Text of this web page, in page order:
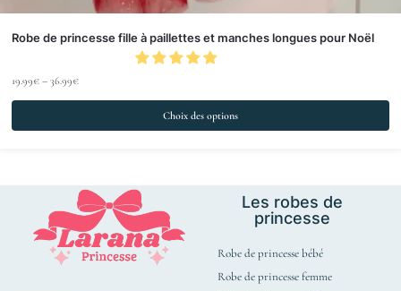
Robe de princesse fille à paillettes et manches longues pour Noël
19.99€ –36.99€
Choix des options
Les robes de
princesse
Robe de princesse bébé
Robe de princesse femme